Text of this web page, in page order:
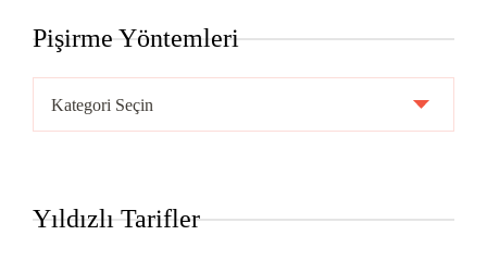
Pişirme Yöntemleri
Yöntemleri
Yıldızlı Tarifler